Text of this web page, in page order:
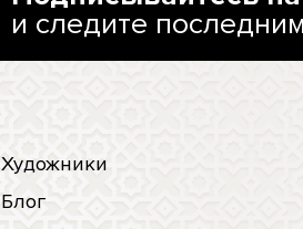
и следите
Художники
Блог